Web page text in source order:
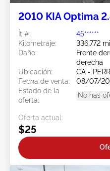
2010 KIA Optima
Ít #:
45******
Kilometraje:
336,772
Daño:
Frente
derecha
Ubicación:
CA -
Fecha de venta:
08/07/
Estado de la
oferta:
No has
Oferta actual:
$25